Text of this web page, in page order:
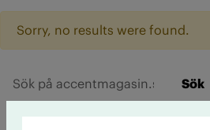
Sorry, no results were found.
Sök